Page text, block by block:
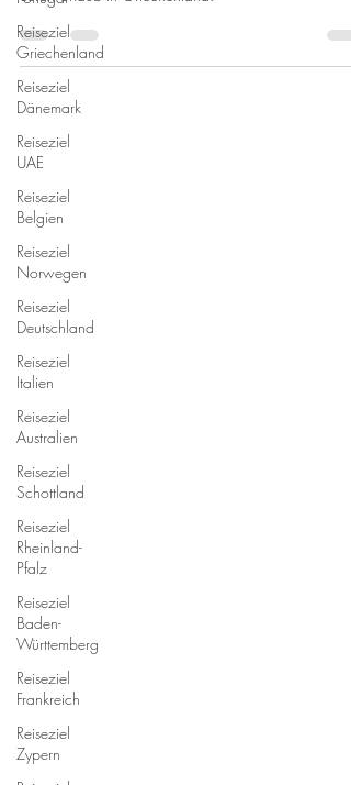
Reiseziel
Griechenland
Reiseziel
Dänemark
Reiseziel
UAE
Reiseziel
Belgien
Reiseziel
Norwegen
Reiseziel
Deutschland
Reiseziel
Italien
Reiseziel
Australien
Reiseziel
Schottland
Reiseziel
Rheinland-
Pfalz
Reiseziel
Baden-
Württemberg
Reiseziel
Frankreich
Reiseziel
Zypern